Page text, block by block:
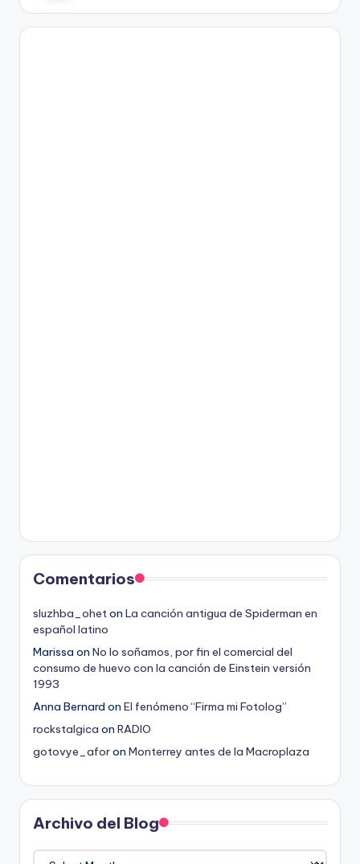
Comentarios
sluzhba_oheton La canción antigua de Spiderman en
español latino
Marissa on No lo soñamos, por fin el comercial del
consumo de huevo con la canción de Einstein versión
1993
Anna Bernard on El fenómeno “Firma mi Fotolog”
rockstalgica on RADIO
gotovye_aforon Monterrey antes de la Macroplaza
Archivo del Blog